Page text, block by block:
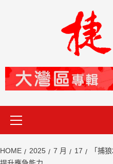
HOME 2025 7 月 17
「捕